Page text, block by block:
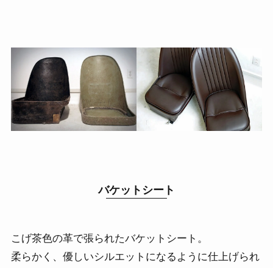
バケットシート
こげ茶色の革で張られたバケットシート。
柔らかく、優しいシルエットになるように仕上げられ